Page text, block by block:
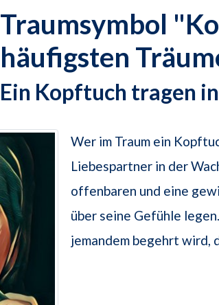
Traumsymbol
häufigsten
Ein Kopftuch tragen
Wer im Traum ein
Liebespartner in der
offenbaren und eine
über seine Gefühle
jemandem begehrt wird,